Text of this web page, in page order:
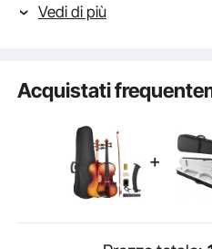
Violino 4/4: questa
a casa
un supporto eccellente
migliorando la stabilità
Set completo per violino:
archetto, ponticello,
corde di ricambio,
Vedi di più
Acquistati